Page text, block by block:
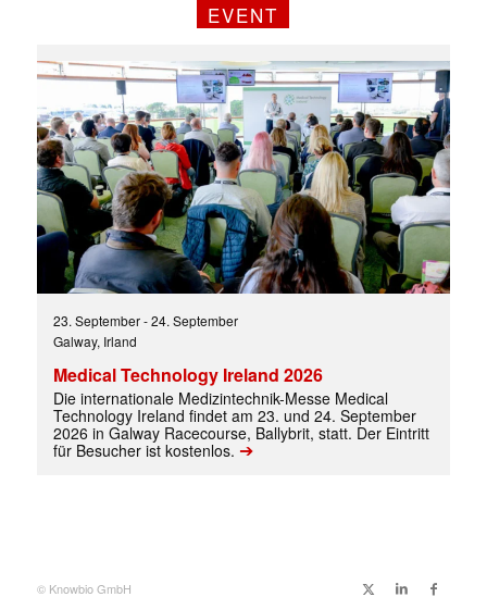
✕
EVENT
23. September-24. September
Galway, Irland
Medical Technology Ireland 2026
Die internationale Medizintechnik-Messe Medical
Technology Ireland findet am 23. und 24. September
2026 in Galway Racecourse, Ballybrit, statt. Der Eintritt
für Besucher ist kostenlos. ➔
© Knowbio GmbH